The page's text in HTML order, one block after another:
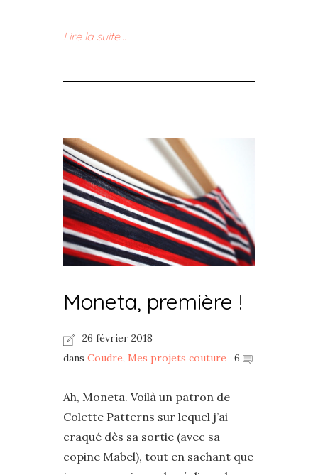
Lire la suite…
Moneta, première !
26 février 2018
dans Coudre, Mes projets couture 6
Ah, Moneta. Voilà un patron de
Colette Patterns sur lequel j’ai
craqué dès sa sortie (avec sa
copine Mabel), tout en sachant que